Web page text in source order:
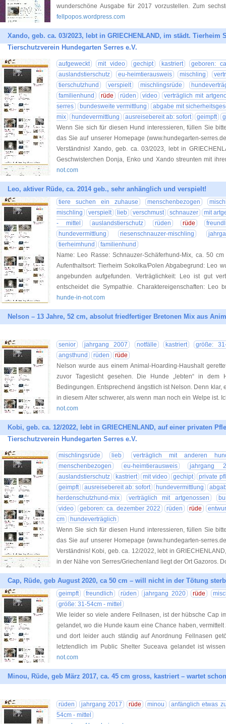
wunderschöne Ausgabe für 2017 vorzustellen. Zum
fellpopos.wordpress.com
Xando, geb. ca. 03/2023, lebt in GRIECHENLAND, im städt. Tierheim
Tierschutzverein Hundegarten Serres e.V.
aufgeweckt mit video gechipt kastriert
geboren:
auslandstierschutz
eu-heimtierausweis mischling
tierschutzhund
verspielt mischlingsrüde
familienhund
rüde rüden video
verträglich mit
serres
bundesweite vermittlung
abgabe mit
mix
hundevermittlung ausreisebereit ab: sofort geimpft
Wenn Sie sich für diesen Hund interessieren, füllen Sie
das Sie auf unserer Homepage (www.hundegarten-
Verständnis! Xando, geb. ca. 03/2023, lebt in
Geschwisterchen Donja, Enko und Xando streunten mit
not.com
Leo, aktiver Rüde, ca. 2014 geb., sehr anhänglich und verspielt!
tiere suchen ein zuhause menschenbezogen
mischling
verspielt lieb verschmust schnauzer
mit
- mittel
auslandstierschutz rüden rüde
hundevermittlung
riesenschnauzer-mischling
tierheimhund
familienhund
Name: Leo Rasse: Schnauzer-Schäferhund-Mix, ca. 50
Aufenthaltsort: Tierheim Sokolka/Polen Abgabegrund: Leo
angebunden aufgefunden. Verträglichkeit: Leo ist gut
entscheidet die Sympathie. Charaktereigenschaften: Leo
hunde-in-not.com
Nelson – 13 Jahre, 52 cm, absolut friedfertiger Bretonen Mix aus
senior jahrgang 2007 notfälle kastriert
größe:
angsthund
rüden
rüde
Nelson wurde aus einem Animal-Hoarding-Haushalt
zuvor Tageslicht gesehen. Die Hunde „lebten“ in dem
Bedingungen. Entsprechend ängstlich ist Nelson. Denn
in diesem Alter schwerer, als wenn man noch ein Welpe ist.
not.com
Kobi, geb. ca. 12/2022, lebt in GRIECHENLAND, auf einer privaten
Tierschutzverein Hundegarten Serres e.V.
mischlingsrüde lieb
verträglich mit anderen
menschenbezogen
eu-heimtierausweis
jahrgang
auslandstierschutz
kastriert mit video gechipt
private
geimpft
ausreisebereit ab: sofort hundevermittlung
herdenschutzhund-mix
verträglich mit artgenossen
video
geboren: ca. dezember 2022 rüden rüde
cm
hundeverträglich
Wenn Sie sich für diesen Hund interessieren, füllen Sie
das Sie auf unserer Homepage (www.hundegarten-
Verständnis! Kobi, geb. ca. 12/2022, lebt in
in der Nähe von Serres/Griechenland liegt der Ort Gazoros.
Cap, Rüde, geb August 2020, ca 50 cm – will nicht in der Tötung
geimpft freundlich rüden jahrgang 2020 rüde
größe: 31-54cm - mittel
Wie leider so viele andere Fellnasen, ist der hübsche Cap
gelandet, wo die Hunde kaum eine Chance haben,
und dort leider auch ständig auf Anordnung Fellnasen
letztendlich im Public Shelter Suceava gelandet ist
not.com
Minou, Rüde, geb März 2017, ca. 45 cm gross, kastriert – wartet
rüden jahrgang 2017 rüde minou
anfänglich etwas
54cm - mittel